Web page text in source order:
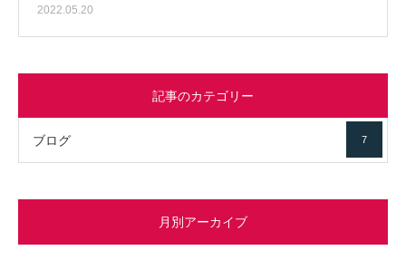
2022.05.20
記事のカテゴリー
ブログ 7
月別アーカイブ